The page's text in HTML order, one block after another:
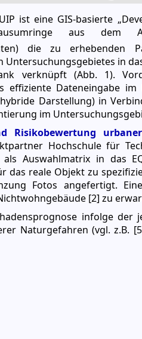
ist eine GIS-basierte
aus dem
die zu erhebenden
in
verknüpft (Abb. 1).
effiziente Dateneingabe im
Darstellung) in
im
Risikobewertung
Hochschule für
Auswahlmatrix in das
das reale Objekt zu
Fotos angefertigt.
[2] zu
infolge der
Naturgefahren (vgl. z.B.